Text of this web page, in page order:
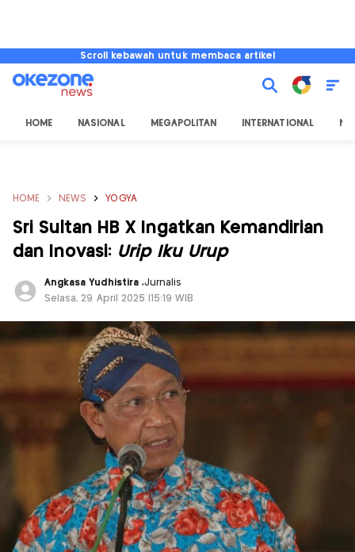
Scroll kebawah untuk membaca artikel
HOME NASIONAL MEGAPOLITAN INTERNATIONAL
HOME NEWS YOGYA
Sri Sultan HB X Ingatkan Kemandirian
dan Inovasi: Urip Iku Urup
Angkasa Yudhistira ,Jurnalis
Selasa, 29 April 2025 |15:19 WIB